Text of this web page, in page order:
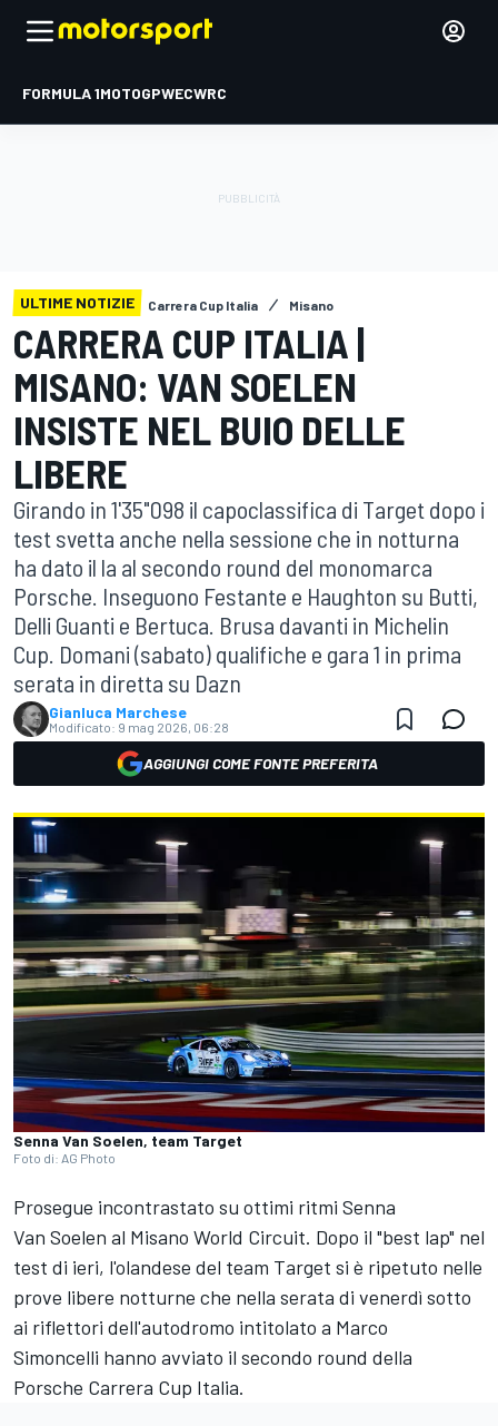
FORMULA 1MOTOGPWECWRC
ULTIME NOTIZIE Carrera Cup Italia Misano
CARRERA CUP ITALIA |
MISANO: VAN SOELEN
INSISTE NEL BUIO DELLE
LIBERE
Girando in 1'35"098 il capoclassifica di Target dopo i
test svetta anche nella sessione che in notturna
ha dato il la al secondo round del monomarca
Porsche. Inseguono Festante e Haughton su Butti,
Delli Guanti e Bertuca. Brusa davanti in Michelin
Cup. Domani (sabato) qualifiche e gara 1 in prima
serata in diretta su Dazn
Gianluca Marchese
Modificato: 9 mag 2026, 06:28
AGGIUNGI COME FONTE PREFERITA
Senna Van Soelen, team Target
Foto di: AG Photo
Prosegue incontrastato su ottimi ritmi Senna
Van Soelen al Misano World Circuit. Dopo il "best lap" nel
test di ieri, l'olandese del team Target si è ripetuto nelle
prove libere notturne che nella serata di venerdì sotto
ai riflettori dell'autodromo intitolato a Marco
Simoncelli hanno avviato il secondo round della
Porsche Carrera Cup Italia.